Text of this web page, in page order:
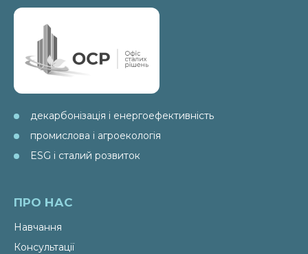
декарбонізація і енергоефективність
промислова і агроекологія
ESG і сталий розвиток
ПРО НАС
Навчання
Консультації